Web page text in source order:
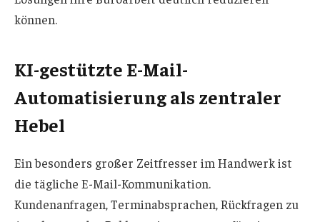
können.
KI-gestützte E-Mail-
Automatisierung als zentraler
Hebel
Ein besonders großer Zeitfresser im Handwerk ist
die tägliche E-Mail-Kommunikation.
Kundenanfragen, Terminabsprachen, Rückfragen zu